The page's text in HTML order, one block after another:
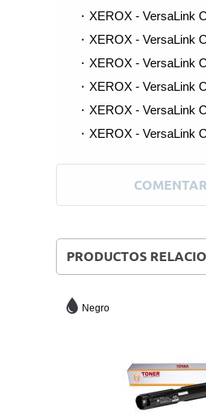
XEROX - VersaLink
XEROX - VersaLink
XEROX - VersaLink
XEROX - VersaLink
XEROX - VersaLink
XEROX - VersaLink
PRODUCTOS
Negro